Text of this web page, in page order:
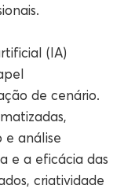
(IA)
de cenário.
e análise
e a eficácia das
criatividade